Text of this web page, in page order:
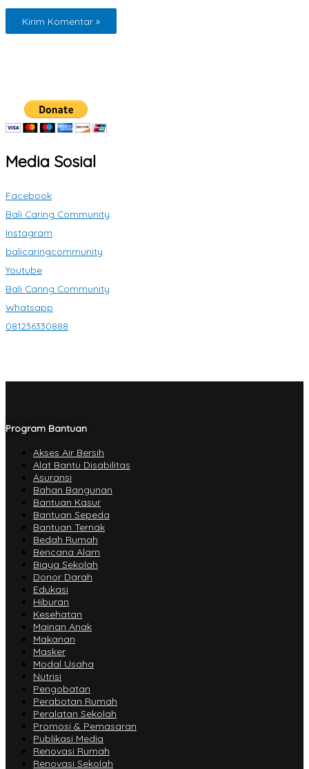
Media Sosial
Facebook
Bali Caring Community
Instagram
balicaringcommunity
Youtube
Bali Caring Community
Whatsapp
081236330888
Program Bantuan
Akses Air Bersih
Alat Bantu Disabilitas
Asuransi
Bahan Bangunan
Bantuan Kasur
Bantuan Sepeda
Bantuan Ternak
Bedah Rumah
Bencana Alam
Biaya Sekolah
Donor Darah
Edukasi
Hiburan
Kesehatan
Mainan Anak
Makanan
Masker
Modal Usaha
Nutrisi
Pengobatan
Perabotan Rumah
Peralatan Sekolah
Promosi & Pemasaran
Publikasi Media
Renovasi Rumah
Renovasi Sekolah